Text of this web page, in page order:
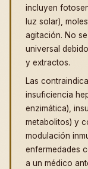
incluyen
luz solar),
agitación. No
universal
y extractos.
Las
insuficiencia
enzimática),
metabolitos) y
modulación
enfermedades
a un médico